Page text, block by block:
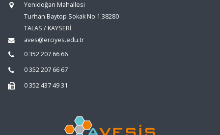
Yenidoğan Mahallesi
Turhan Baytop Sokak No:1 38280
TALAS / KAYSERİ
aves@erciyes.edu.tr
0 352 207 66 66
0 352 207 66 67
0 352 437 49 31